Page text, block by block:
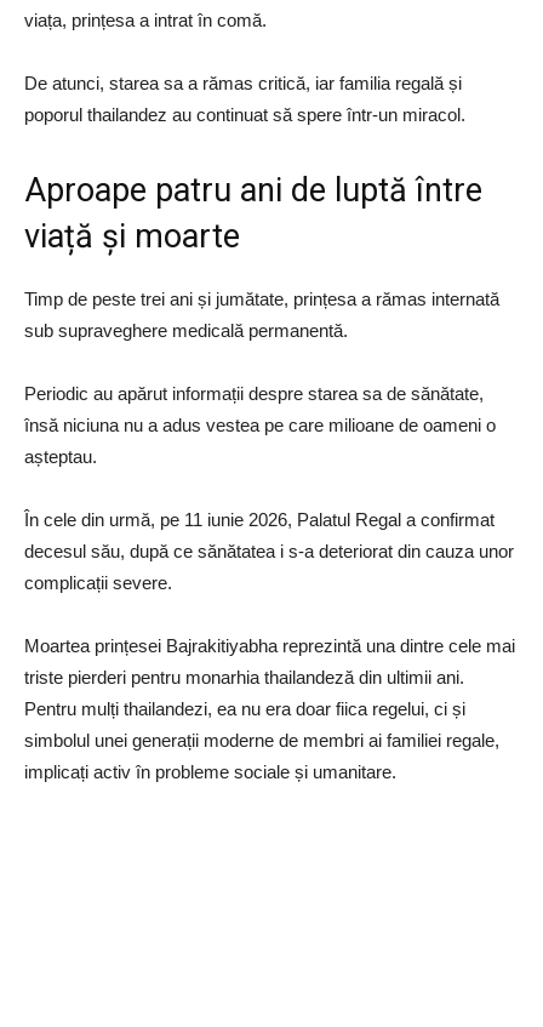
viața, prințesa a intrat în comă.
De atunci, starea sa a rămas critică, iar familia regală și
poporul thailandez au continuat să spere într-un miracol.
Aproape patru ani de luptă între
viață și moarte
Timp de peste trei ani și jumătate, prințesa a rămas internată
sub supraveghere medicală permanentă.
Periodic au apărut informații despre starea sa de sănătate,
însă niciuna nu a adus vestea pe care milioane de oameni o
așteptau.
În cele din urmă, pe 11 iunie 2026, Palatul Regal a confirmat
decesul său, după ce sănătatea i s-a deteriorat din cauza unor
complicații severe.
Moartea prințesei Bajrakitiyabha reprezintă una dintre cele mai
triste pierderi pentru monarhia thailandeză din ultimii ani.
Pentru mulți thailandezi, ea nu era doar fiica regelui, ci și
simbolul unei generații moderne de membri ai familiei regale,
implicați activ în probleme sociale și umanitare.